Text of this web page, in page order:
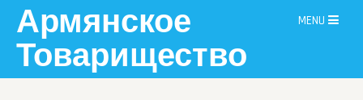
content
Армянское
Товарищество
MENU